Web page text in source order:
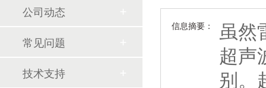
信息摘要：
虽然
超声
别。
公司动态
常见问题
技术支持